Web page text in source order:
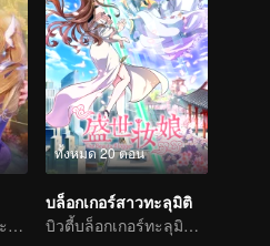
หนุ่มน้อยเลือดร้อนตะลุยโลกธุลีแดง
ทั้งหมด 20 ตอน
บล็อกเกอร์สาวทะลุมิติ
บิวตี้บล็อกเกอร์ทะลุมิติเข้าไปยังโลกของเกม